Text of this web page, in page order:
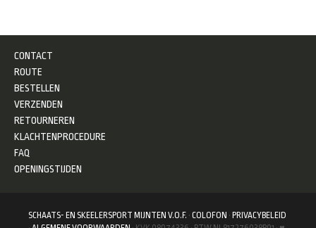
CONTACT
ROUTE
BESTELLEN
VERZENDEN
RETOURNEREN
KLACHTENPROCEDURE
FAQ
OPENINGSTIJDEN
SCHAATS- EN SKEELERSPORT MIJNTEN V.O.F. · COLOFON · PRIVACYBELEID